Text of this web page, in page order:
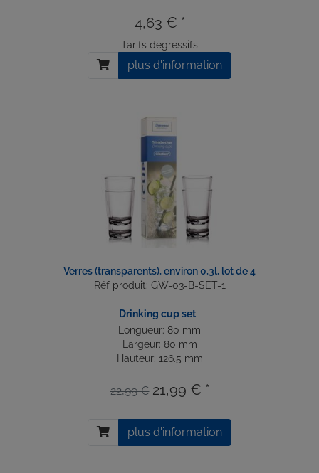
4,63 € *
Tarifs dégressifs
plus d'information
Verres (transparents), environ 0,3l, lot de 4
Réf produit: GW-03-B-SET-1
Drinking cup set
Longueur: 80 mm
Largeur: 80 mm
Hauteur: 126.5 mm
22,99 € 21,99 € *
plus d'information